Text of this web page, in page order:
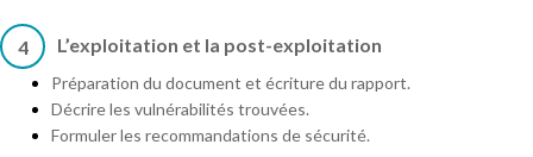
4 L’exploitation et la post-exploitation
Préparation du document et écriture du rapport.
Décrire les vulnérabilités trouvées.
Formuler les recommandations de sécurité.